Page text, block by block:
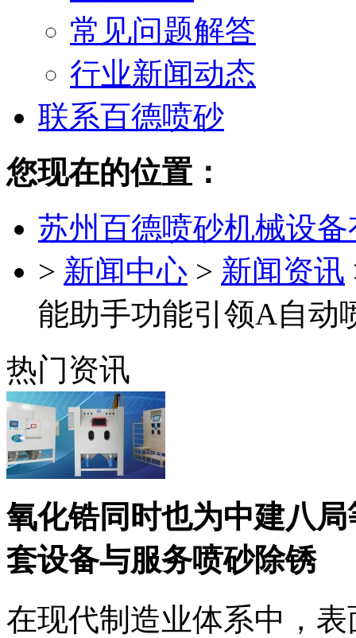
常见问题解答
行业新闻动态
联系百德喷砂
您现在的位置：
苏州百德喷砂机械设
> 新闻中心 > 新闻资讯
能助手功能引领A自动
热门资讯
氧化锆同时也为中建八
套设备与服务喷砂除锈
在现代制造业体系中，